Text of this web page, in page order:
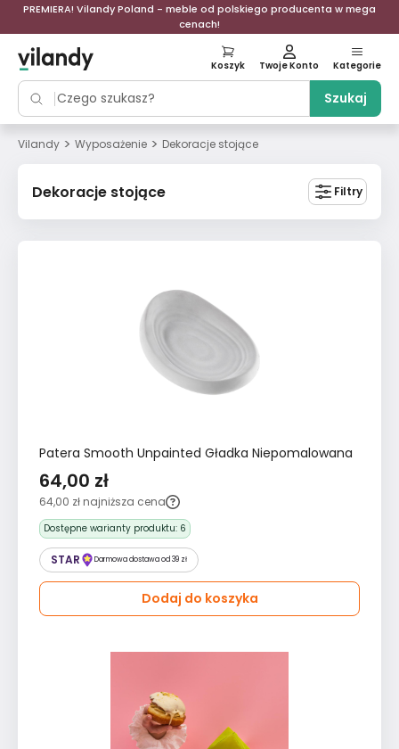
PREMIERA! Vilandy Poland - meble od polskiego producenta w mega
cenach!
Szukaj
Koszyk Twoje Konto Kategorie
Vilandy > Wyposażenie > Dekoracje stojące
Dekoracje stojące Filtry
Patera Smooth Unpainted Gładka Niepomalowana
64,00 zł
64,00 zł najniższa cena
Dostępne warianty produktu: 6
STAR Darmowa dostawa od 39 zł
Dodaj do koszyka